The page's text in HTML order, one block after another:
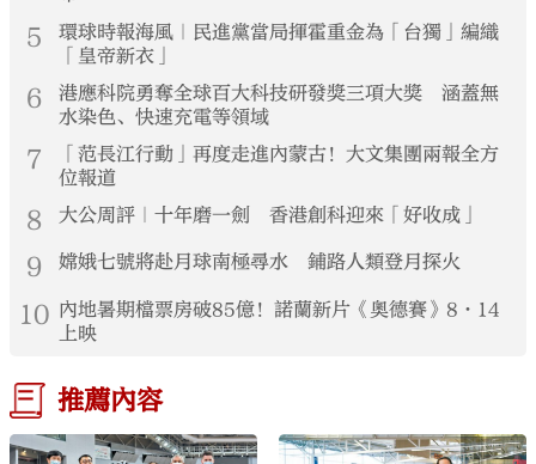
5
環球時報海風｜民進黨當局揮霍重金為「台獨」編織
「皇帝新衣」
6
港應科院勇奪全球百大科技研發獎三項大獎 涵蓋無
水染色、快速充電等領域
7
「范長江行動」再度走進內蒙古！大文集團兩報全方
位報道
8 大公周評｜十年磨一劍 香港創科迎來「好收成」
9 嫦娥七號將赴月球南極尋水 鋪路人類登月探火
10 內地暑期檔票房破85億！諾蘭新片《奧德賽》8·14
上映
推薦內容